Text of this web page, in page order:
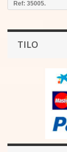
Ref: 35005.
TILO